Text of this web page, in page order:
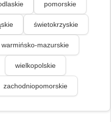
pomorskie
świetokrzyskie
warmińsko-mazurskie
wielkopolskie
zachodniopomorskie